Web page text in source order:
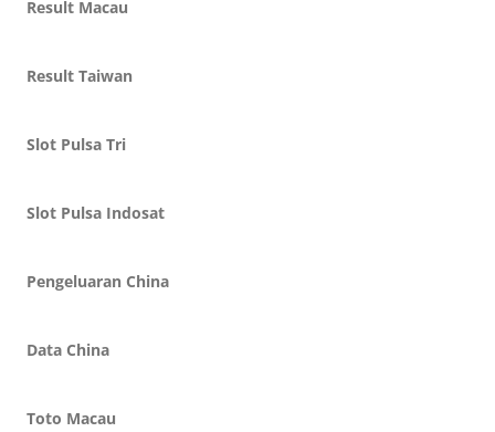
Result Macau
Result Taiwan
Slot Pulsa Tri
Slot Pulsa Indosat
Pengeluaran China
Data China
Toto Macau